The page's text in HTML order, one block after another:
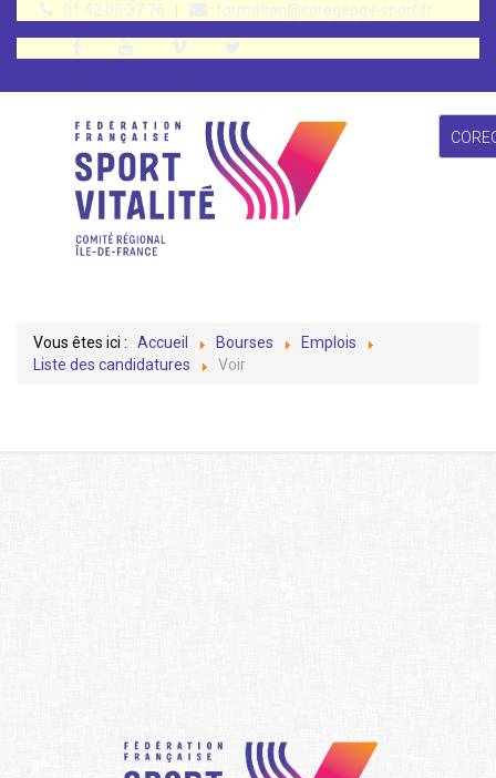
Vous êtes ici : Accueil Bourses
Emplois
Liste des candidatures
Voir